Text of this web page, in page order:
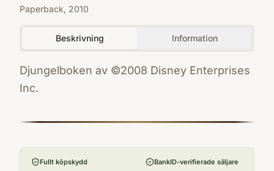
Paperback, 2010
Beskrivning Information
Djungelboken av ©2008 Disney Enterprises
Inc.
9789174054910
Egmont Kärnan
Fullt köpskydd BankID-verifierade säljare